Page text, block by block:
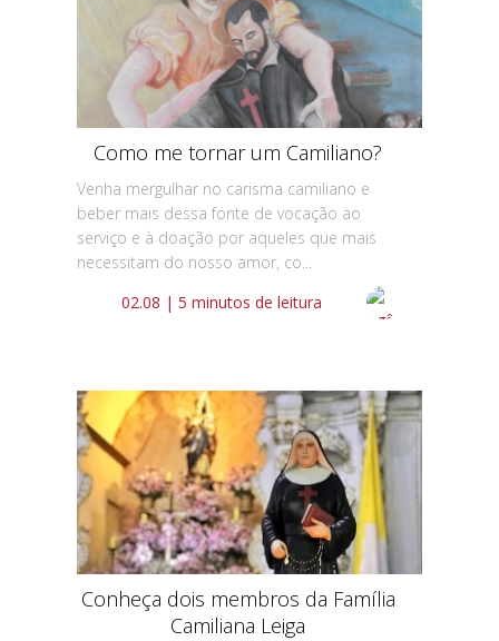
Como me tornar um Camiliano?
Venha mergulhar no carisma camiliano e
beber mais dessa fonte de vocação ao
serviço e à doação por aqueles que mais
necessitam do nosso amor, co...
02.08 | 5 minutos de leitura
Conheça dois membros da Família
Camiliana Leiga